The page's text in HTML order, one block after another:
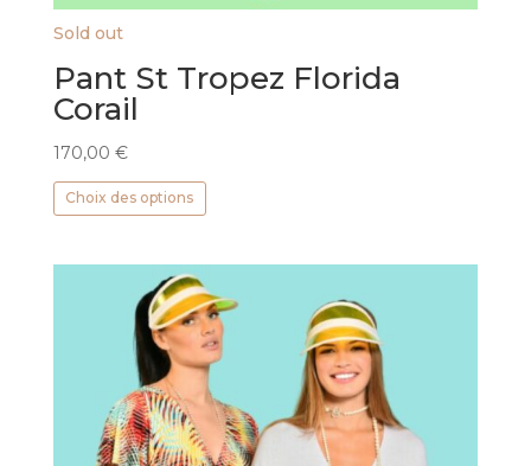
Sold out
Pant St Tropez Florida
Corail
170,00 €
Choix des options
Ce
plusieurs
variations.
Les
options
peuvent
être
choisies
sur